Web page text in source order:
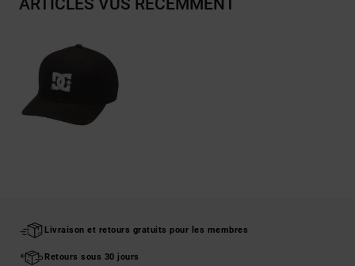
ARTICLES VUS RÉCEMMENT
Livraison et retours gratuits pour les membres
Retours sous 30 jours